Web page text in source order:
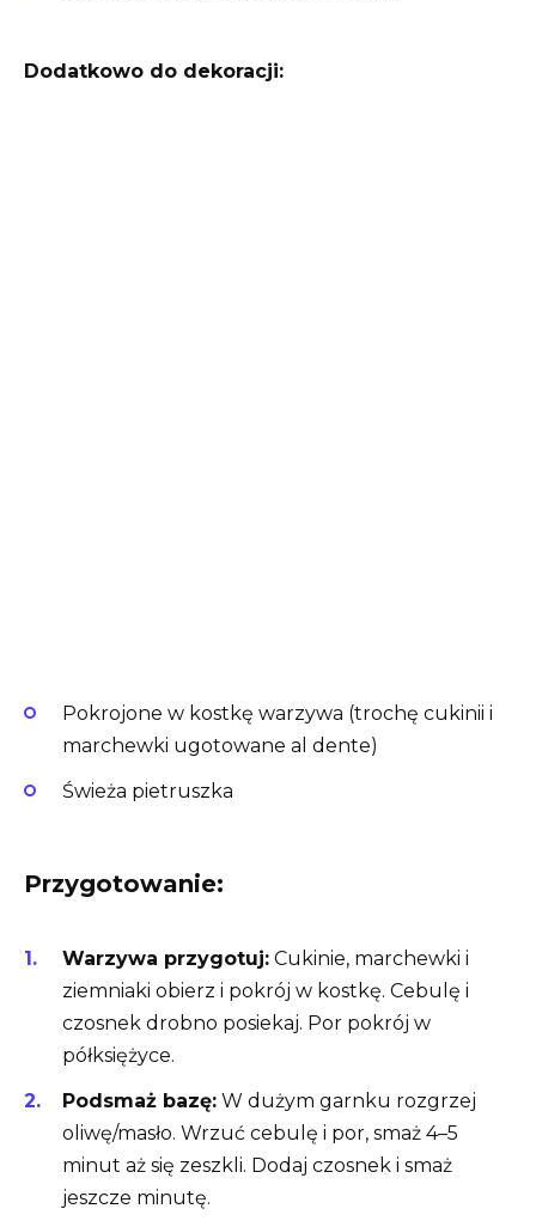
Dodatkowo do dekoracji:
Pokrojone w kostkę warzywa (trochę cukinii i
marchewki ugotowane al dente)
Świeża pietruszka
Przygotowanie:
Warzywa przygotuj: Cukinie, marchewki i
ziemniaki obierz i pokrój w kostkę. Cebulę i
czosnek drobno posiekaj. Por pokrój w
półksiężyce.
Podsmaż bazę: W dużym garnku rozgrzej
oliwę/masło. Wrzuć cebulę i por, smaż 4–5
minut aż się zeszkli. Dodaj czosnek i smaż
jeszcze minutę.